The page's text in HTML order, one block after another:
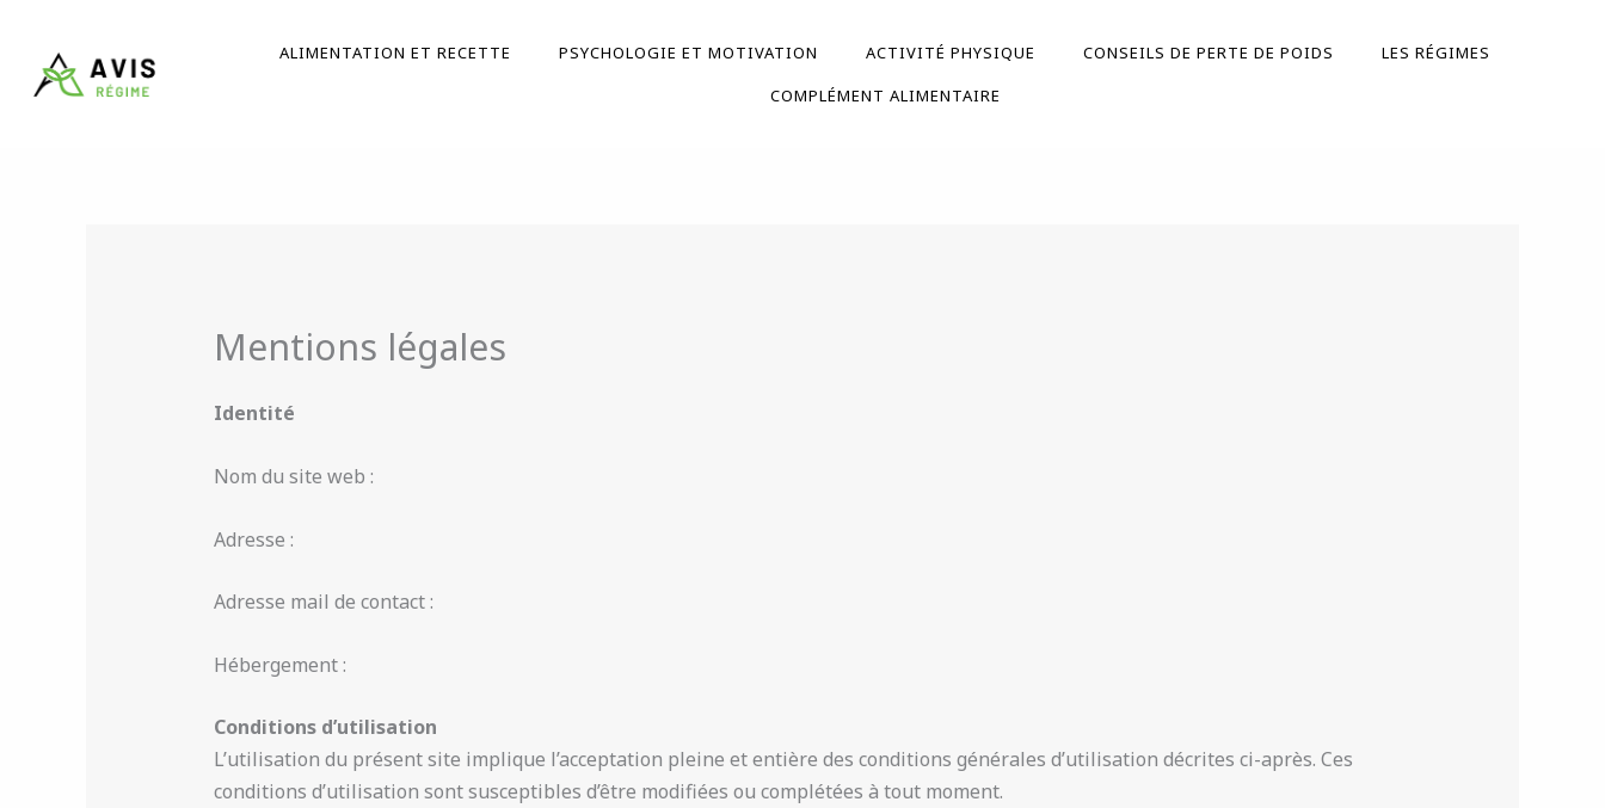
contenu
ALIMENTATION ET RECETTE PSYCHOLOGIE ET MOTIVATION ACTIVITÉ PHYSIQUE CONSEILS DE PERTE DE POIDS
LES RÉGIMES
COMPLÉMENT ALIMENTAIRE
Mentions légales
Identité
Nom du site web :
Adresse :
Adresse mail de contact :
Hébergement :
Conditions d’utilisation
L’utilisation du présent site implique l’acceptation pleine et entière des conditions générales d’utilisation décrites ci-après. Ces
conditions d’utilisation sont susceptibles d’être modifiées ou complétées à tout moment.